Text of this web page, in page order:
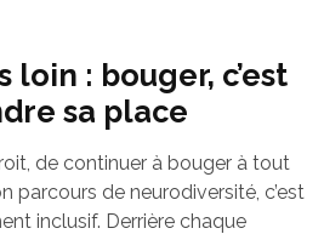
loin : bouger, c’est
sa place
de continuer à bouger à tout
parcours de neurodiversité, c’est
inclusif. Derrière chaque